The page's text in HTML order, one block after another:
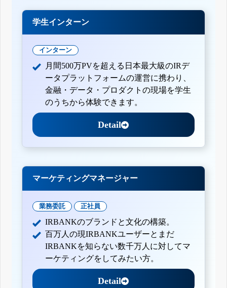
学生インターン
インターン
月間500万PVを超える日本最大級のIRデ
ータプラットフォームの運営に携わり、
金融・データ・プロダクトの現場を学生
のうちから体験できます。
Detail
マーケティングマネージャー
業務委託 正社員
IRBANKのブランドと文化の構築。
百万人の現IRBANKユーザーとまだ
IRBANKを知らない数千万人に対してマ
ーケティングをしてみたい方。
Detail